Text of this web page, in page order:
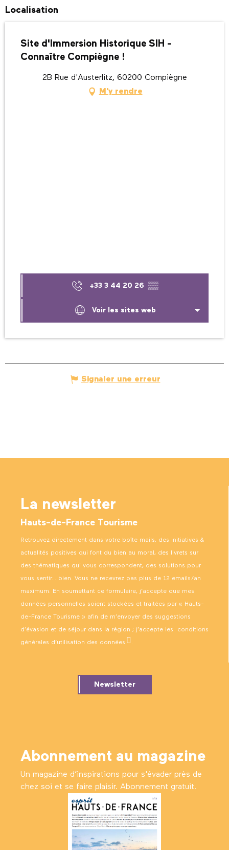
Localisation
Site d'Immersion Historique SIH -
Connaître Compiègne !
2B Rue d'Austerlitz, 60200 Compiègne
M'y rendre
+33 3 44 20 26 ▒▒
Voir les sites web
Signaler une erreur
La newsletter
Hauts-de-France Tourisme
Retrouvez directement dans votre boîte mails, des initiatives &
actualités positives qui font du bien au moral, des livrets sur
des thématiques qui vous correspondent, des solutions pour
vous sentir… bien. Vous ne recevrez pas plus de 12 emails/an
maximum. En soumettant ce formulaire, j’accepte que mes
données personnelles soient stockées et traitées par « Hauts-
de-France Tourisme » afin de m’envoyer des suggestions
d’évasion et de séjour dans la région ; j’accepte les conditions
générales d’utilisation des données .
Newsletter
Abonnement au magazine
Un magazine d’inspirations pour s'évader près de
chez soi et se faire plaisir. Abonnement gratuit.